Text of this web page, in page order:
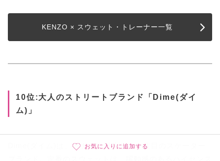
KENZO × スウェット・トレーナー一覧
10位:大人のストリートブランド「Dime(ダイ
ム)」
Dime(ダイム)は、カナダで誕生した今注目のスケーター
お気に入りに追加する